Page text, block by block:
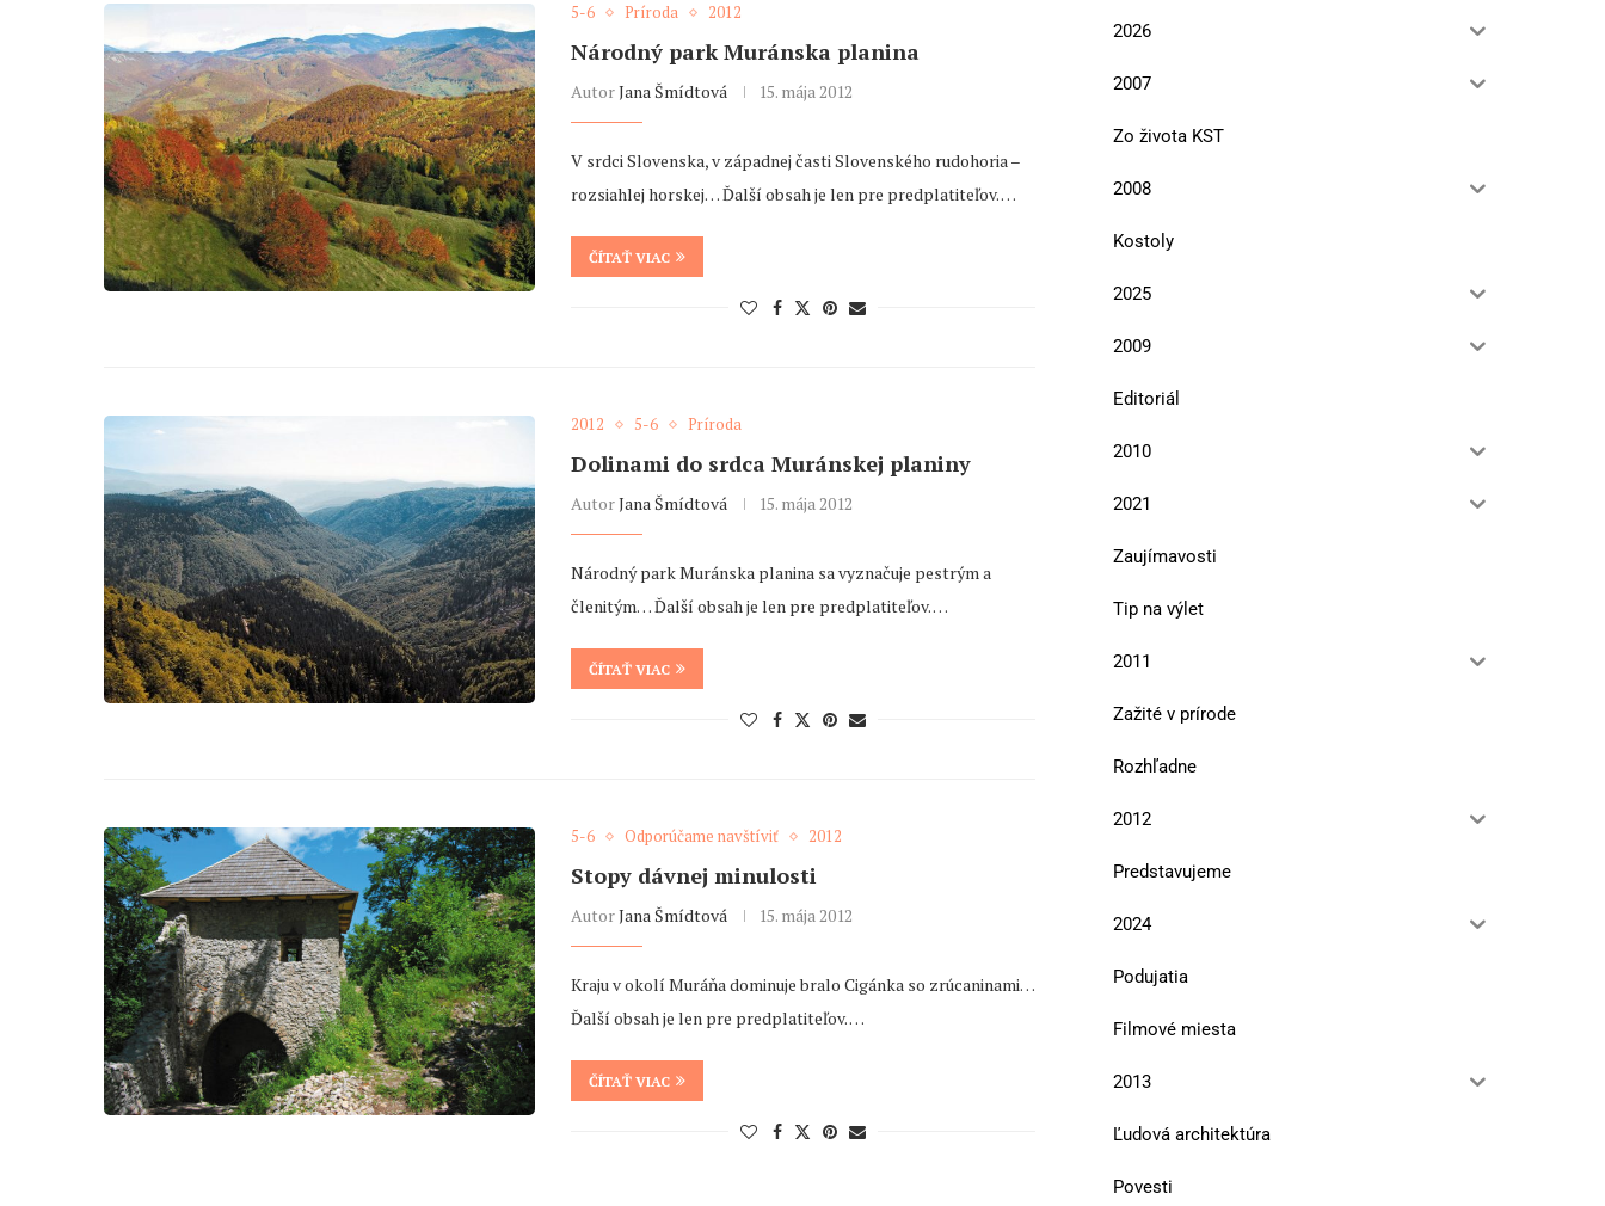
5-6 Príroda 2012
Národný park Muránska planina
AutorJana Šmídtová 15. mája 2012
V srdci Slovenska, v západnej časti Slovenského rudohoria –
rozsiahlej horskej… Ďalší obsah je len pre predplatiteľov. …
ČÍTAŤ VIAC
2012 5-6 Príroda
Dolinami do srdca Muránskej planiny
AutorJana Šmídtová 15. mája 2012
Národný park Muránska planina sa vyznačuje pestrým a
členitým… Ďalší obsah je len pre predplatiteľov. …
ČÍTAŤ VIAC
5-6 Odporúčame navštíviť 2012
Stopy dávnej minulosti
AutorJana Šmídtová 15. mája 2012
Kraju v okolí Muráňa dominuje bralo Cigánka so zrúcaninami…
Ďalší obsah je len pre predplatiteľov. …
ČÍTAŤ VIAC
2026
2007
Zo života KST
2008
Kostoly
2025
2009
Editoriál
2010
2021
Zaujímavosti
Tip na výlet
2011
Zažité v prírode
Rozhľadne
2012
Predstavujeme
2024
Podujatia
Filmové miesta
2013
Ľudová architektúra
Povesti